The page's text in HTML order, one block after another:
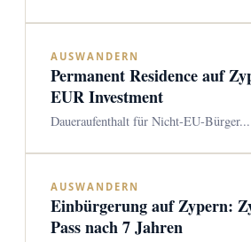
AUSWANDERN
Permanent Residence auf
EUR Investment
Daueraufenthalt für Nicht-EU-Bürger...
AUSWANDERN
Einbürgerung auf Zypern:
Pass nach 7 Jahren